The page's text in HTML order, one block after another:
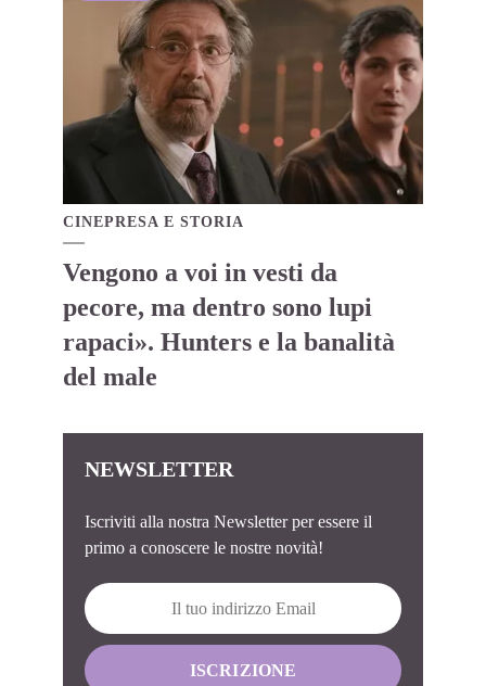
CINEPRESA E STORIA
Vengono a voi in vesti da
pecore, ma dentro sono lupi
rapaci». Hunters e la banalità
del male
NEWSLETTER
Iscriviti alla nostra Newsletter per essere il
primo a conoscere le nostre novità!